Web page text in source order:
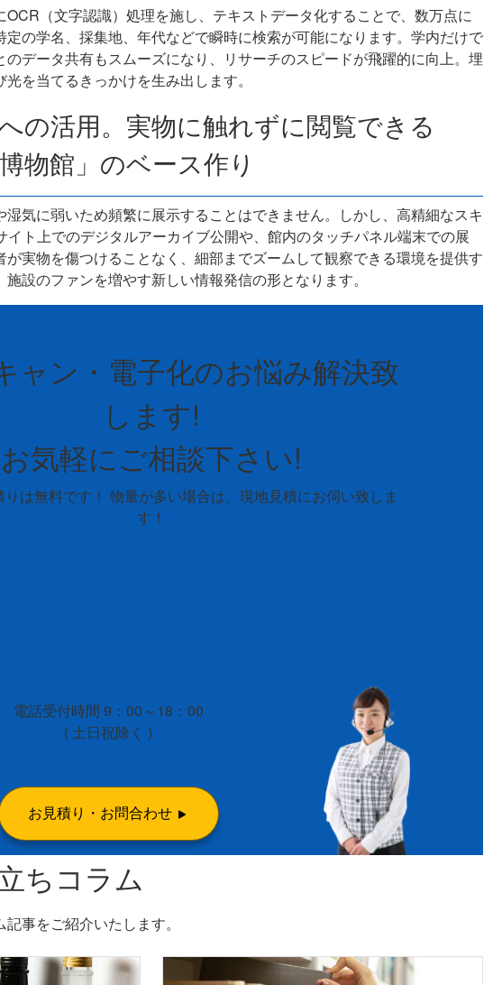
（文字認識）処理を施し、テキストデータ化することで、数万点に
の学名、採集地、年代などで瞬時に検索が可能になります。学内だけで
データ共有もスムーズになり、リサーチのスピードが飛躍的に向上。埋
を当てるきっかけを生み出します。
の活用。実物に触れずに閲覧できる
物館」のベース作り
気に弱いため頻繁に展示することはできません。しかし、高精細なスキ
イト上でのデジタルアーカイブ公開や、館内のタッチパネル端末での展
実物を傷つけることなく、細部までズームして観察できる環境を提供す
設のファンを増やす新しい情報発信の形となります。
ャン・電子化のお悩み解決致
します!
お気軽にご相談下さい!
は無料です！ 物量が多い場合は、 現地見積にお伺い致しま
す！
電話受付時間 9：00～18：00
( 土日祝除く )
お見積り・お問合わせ
ちコラム
事をご紹介いたします。